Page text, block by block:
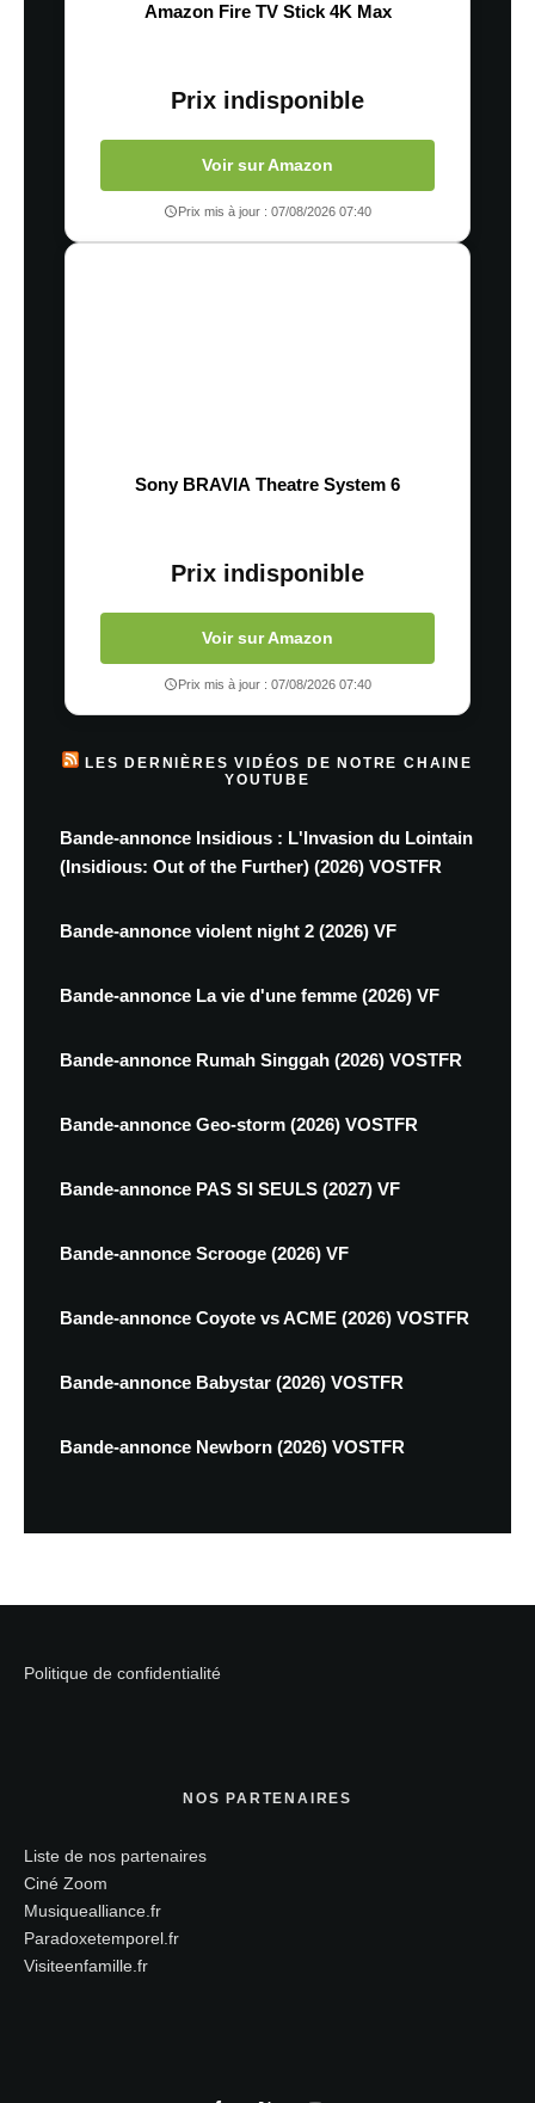
Amazon Fire TV Stick 4K Max
Prix indisponible
Voir sur Amazon
Prix mis à jour : 07/08/2026 07:40
Sony BRAVIA Theatre System 6
Prix indisponible
Voir sur Amazon
Prix mis à jour : 07/08/2026 07:40
LES DERNIÈRES VIDÉOS DE NOTRE CHAINE
YOUTUBE
Bande-annonce Insidious : L'Invasion du Lointain
(Insidious: Out of the Further) (2026) VOSTFR
Bande-annonce violent night 2 (2026) VF
Bande-annonce La vie d'une femme (2026) VF
Bande-annonce Rumah Singgah (2026) VOSTFR
Bande-annonce Geo-storm (2026) VOSTFR
Bande-annonce PAS SI SEULS (2027) VF
Bande-annonce Scrooge (2026) VF
Bande-annonce Coyote vs ACME (2026) VOSTFR
Bande-annonce Babystar (2026) VOSTFR
Bande-annonce Newborn (2026) VOSTFR
Politique de confidentialité
NOS PARTENAIRES
Liste de nos partenaires
Ciné Zoom
Musiquealliance.fr
Paradoxetemporel.fr
Visiteenfamille.fr